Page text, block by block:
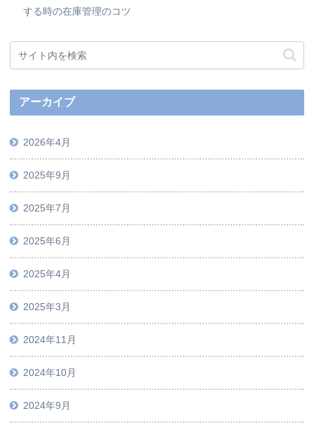
する時の在庫管理のコツ
アーカイブ
2026年4月
2025年9月
2025年7月
2025年6月
2025年4月
2025年3月
2024年11月
2024年10月
2024年9月